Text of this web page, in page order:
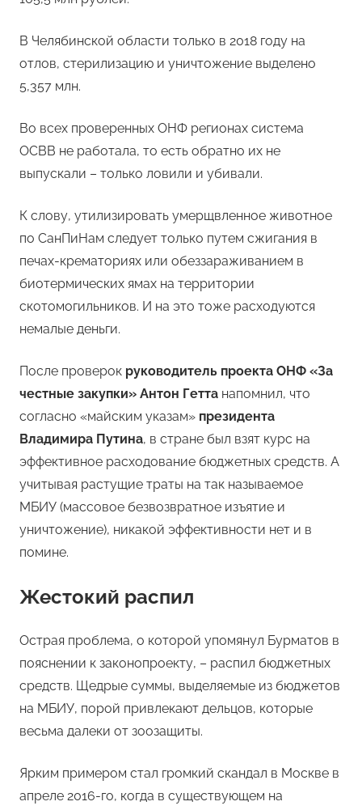
В Челябинской области только в 2018 году на
отлов, стерилизацию и уничтожение выделено
5,357 млн.
Во всех проверенных ОНФ регионах система
ОСВВ не работала, то есть обратно их не
выпускали – только ловили и убивали.
К слову, утилизировать умерщвленное животное
по СанПиНам следует только путем сжигания в
печах-крематориях или обеззараживанием в
биотермических ямах на территории
скотомогильников. И на это тоже расходуются
немалые деньги.
После проверок руководитель проекта ОНФ «За
честные закупки» Антон Гетта напомнил, что
согласно «майским указам» президента
Владимира Путина, в стране был взят курс на
эффективное расходование бюджетных средств. А
учитывая растущие траты на так называемое
МБИУ (массовое безвозвратное изъятие и
уничтожение), никакой эффективности нет и в
помине.
Жестокий распил
Острая проблема, о которой упомянул Бурматов в
пояснении к законопроекту, – распил бюджетных
средств. Щедрые суммы, выделяемые из бюджетов
на МБИУ, порой привлекают дельцов, которые
весьма далеки от зоозащиты.
Ярким примером стал громкий скандал в Москве в
апреле 2016-го, когда в существующем на